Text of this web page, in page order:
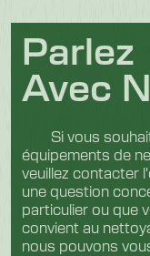
Parlez
Avec
Si vous
équipements de
veuillez contacter
une question
particulier ou que
convient au
nous pouvons